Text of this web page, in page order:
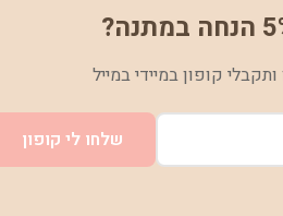
קופון במיידי במייל
שלחו לי קופון